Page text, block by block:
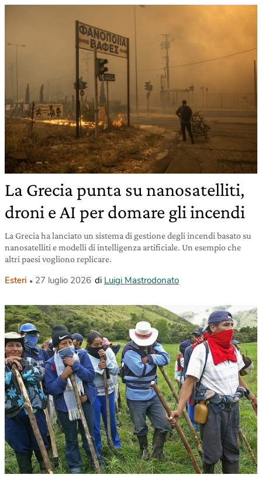
La Grecia punta su nanosatelliti,
droni e AI per domare gli incendi
La Grecia ha lanciato un sistema di gestione degli incendi basato su
nanosatelliti e modelli di intelligenza artificiale. Un esempio che
altri paesi vogliono replicare.
Esteri 27 luglio 2026 di Luigi Mastrodonato